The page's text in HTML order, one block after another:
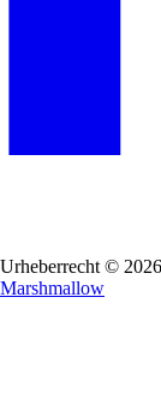
Urheberrecht ©
Marshmallow